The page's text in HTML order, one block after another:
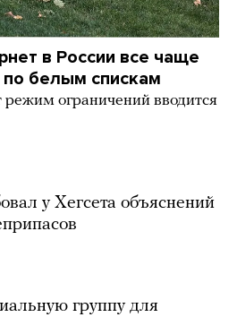
в России все чаще
по белым спискам
режим ограничений вводится
у Хегсета объяснений
группу для